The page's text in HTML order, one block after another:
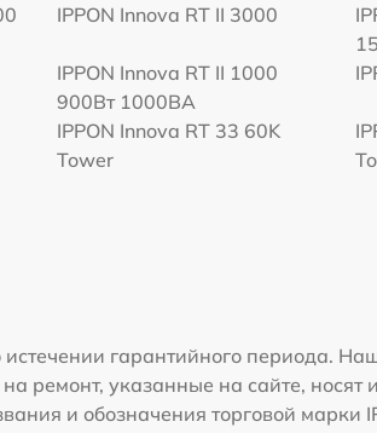
IPPON Innova RT II 3000
IPPON Innova RT II 1000
900Вт 1000ВА
IPPON Innova RT 33 60K
Tower
гарантийного периода.
ремонт, указанные на сайте, носят
и обозначения торговой марки